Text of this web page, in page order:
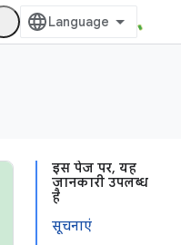
इस पेज पर, यह
जानकारी उपलब्ध
है
सूचनाएं